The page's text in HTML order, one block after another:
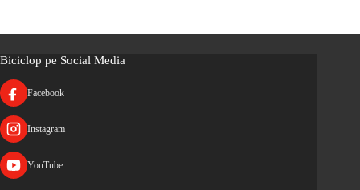
Biciclop pe Social Media
Facebook
Instagram
YouTube